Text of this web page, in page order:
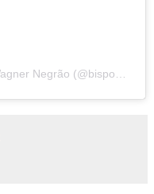
Um post compartilhado por Bispo Wagner Negrão (@bispowagnernegrao)